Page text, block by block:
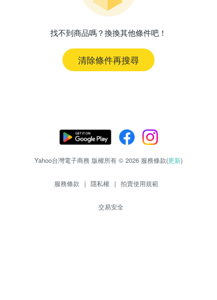
找不到商品嗎？換換其他條件吧！
清除條件再搜尋
Yahoo台灣電子商務 版權所有 © 2026 服務條款(更新)
服務條款 | 隱私權 | 拍賣使用規範
交易安全